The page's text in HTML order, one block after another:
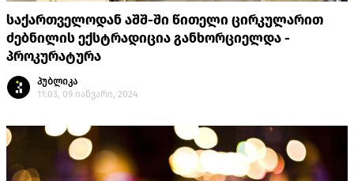
საქართველოდან აშშ-ში წითელი ცირკულარით
ძებნილის ექსტრადიცია განხორციელდა -
პროკურატურა
პუბლიკა
11:03, 09 იანვარი, 2024